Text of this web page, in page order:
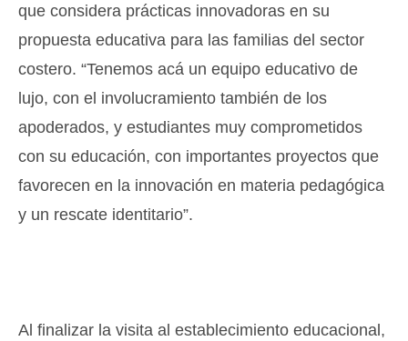
que considera prácticas innovadoras en su
propuesta educativa para las familias del sector
costero. “Tenemos acá un equipo educativo de
lujo, con el involucramiento también de los
apoderados, y estudiantes muy comprometidos
con su educación, con importantes proyectos que
favorecen en la innovación en materia pedagógica
y un rescate identitario”.
Al finalizar la visita al establecimiento educacional,